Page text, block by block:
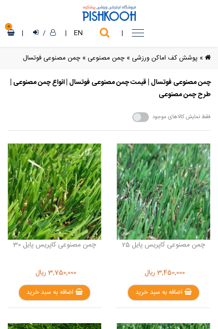
|
EN
|
/
|
0
» پوشش کف اماکن ورزشی » چمن مصنوعی » چمن مصنوعی فوتسال
چمن مصنوعی فوتسال | قیمت چمن مصنوعی فوتسال | انواع چمن مصنوعی |
طرح چمن مصنوعی
فقط نمایش کالاهای موجود
چمن مصنوعی کاپریس پایل 25
3,450,000 ریال
اضافه به سبد خرید
چمن مصنوعی کاپریس پایل 30
3,750,000 ریال
اضافه به سبد خرید